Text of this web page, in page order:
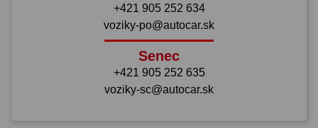
+421 905 252 634
voziky-po@autocar.sk
Senec
+421 905 252 635
voziky-sc@autocar.sk